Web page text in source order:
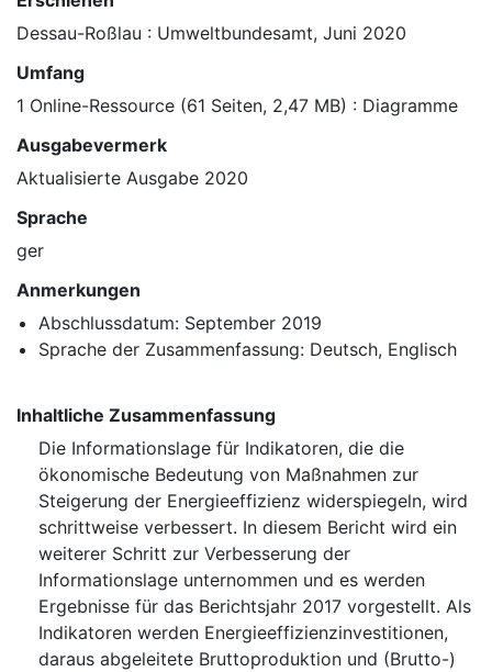
Dessau-Roßlau : Umweltbundesamt, Juni 2020
Umfang
1 Online-Ressource (61 Seiten, 2,47 MB) : Diagramme
Ausgabevermerk
Aktualisierte Ausgabe 2020
Sprache
ger
Anmerkungen
Abschlussdatum: September 2019
Sprache der Zusammenfassung: Deutsch, Englisch
Inhaltliche Zusammenfassung
Die Informationslage für Indikatoren, die die
ökonomische Bedeutung von Maßnahmen zur
Steigerung der Energieeffizienz widerspiegeln, wird
schrittweise verbessert. In diesem Bericht wird ein
weiterer Schritt zur Verbesserung der
Informationslage unternommen und es werden
Ergebnisse für das Berichtsjahr 2017 vorgestellt. Als
Indikatoren werden Energieeffizienzinvestitionen,
daraus abgeleitete Bruttoproduktion und (Brutto-)